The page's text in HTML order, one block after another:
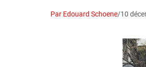
Par Edouard Schoene/10